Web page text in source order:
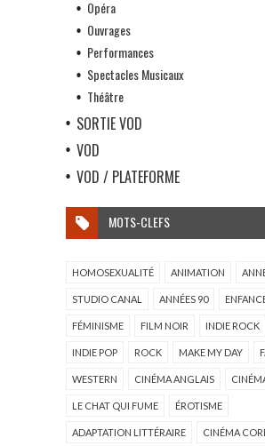
Opéra
Ouvrages
Performances
Spectacles Musicaux
Théâtre
SORTIE VOD
VOD
VOD / PLATEFORME
MOTS-CLEFS
HOMOSEXUALITÉ ANIMATION
STUDIO CANAL ANNÉES 90
FÉMINISME FILM NOIR INDIE ROCK
INDIE POP ROCK MAKE MY DAY
WESTERN CINÉMA ANGLAIS
LE CHAT QUI FUME ÉROTISME
ADAPTATION LITTÉRAIRE CINÉMA